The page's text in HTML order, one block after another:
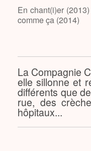
En chant(i)er
comme ça (2014)
La Compagnie
elle sillonne et
différents que
rue, des
hôpitaux...